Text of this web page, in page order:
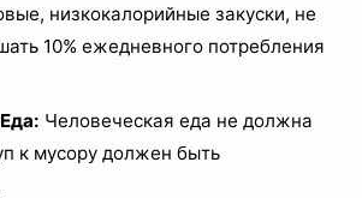
низкокалорийные закуски, не
10% ежедневного потребления
Человеческая еда не должна
к мусору должен быть